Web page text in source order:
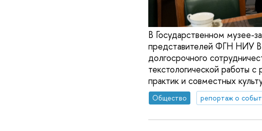
В Государственном музее-
представителей ФГН НИУ
долгосрочного
текстологической работы
практик и совместных
Общество репортаж о